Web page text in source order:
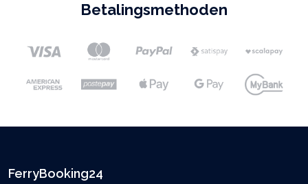
Betalingsmethoden
FerryBooking24